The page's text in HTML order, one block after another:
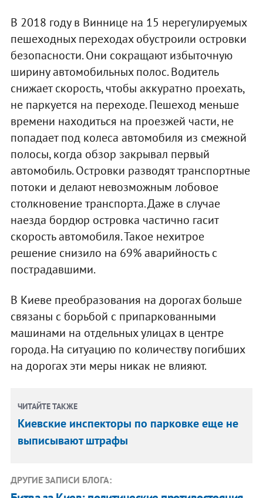
В 2018 году в Виннице на 15 нерегулируемых
пешеходных переходах обустроили островки
безопасности. Они сокращают избыточную
ширину автомобильных полос. Водитель
снижает скорость, чтобы аккуратно проехать,
не паркуется на переходе. Пешеход меньше
времени находиться на проезжей части, не
попадает под колеса автомобиля из смежной
полосы, когда обзор закрывал первый
автомобиль. Островки разводят транспортные
потоки и делают невозможным лобовое
столкновение транспорта. Даже в случае
наезда бордюр островка частично гасит
скорость автомобиля. Такое нехитрое
решение снизило на 69% аварийность с
пострадавшими.
В Киеве преобразования на дорогах больше
связаны с борьбой с припаркованными
машинами на отдельных улицах в центре
города. На ситуацию по количеству погибших
на дорогах эти меры никак не влияют.
ЧИТАЙТЕ ТАКЖЕ
Киевские инспекторы по парковке еще не
выписывают штрафы
ДРУГИЕ ЗАПИСИ БЛОГА: